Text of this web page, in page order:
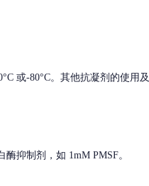
或-80°C。其他抗凝剂的使用及
抑制剂，如 1mM PMSF。